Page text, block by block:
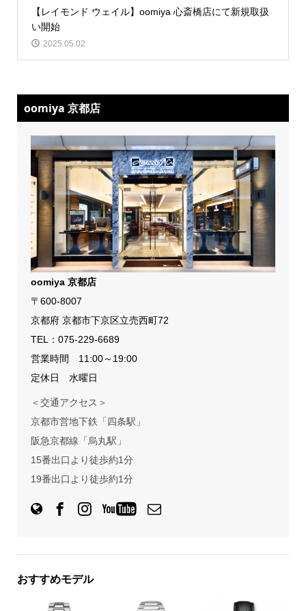
【レイモンド ウェイル】oomiya 心斎橋店にて新規取扱
い開始
2025.05.02
oomiya 京都店
oomiya 京都店
〒600-8007
京都府 京都市下京区立売西町72
TEL： 075-229-6689
営業時間 11:00～19:00
定休日 水曜日
＜交通アクセス＞
京都市営地下鉄「四条駅」
阪急京都線「烏丸駅」
15番出口より徒歩約1分
19番出口より徒歩約1分
おすすめモデル